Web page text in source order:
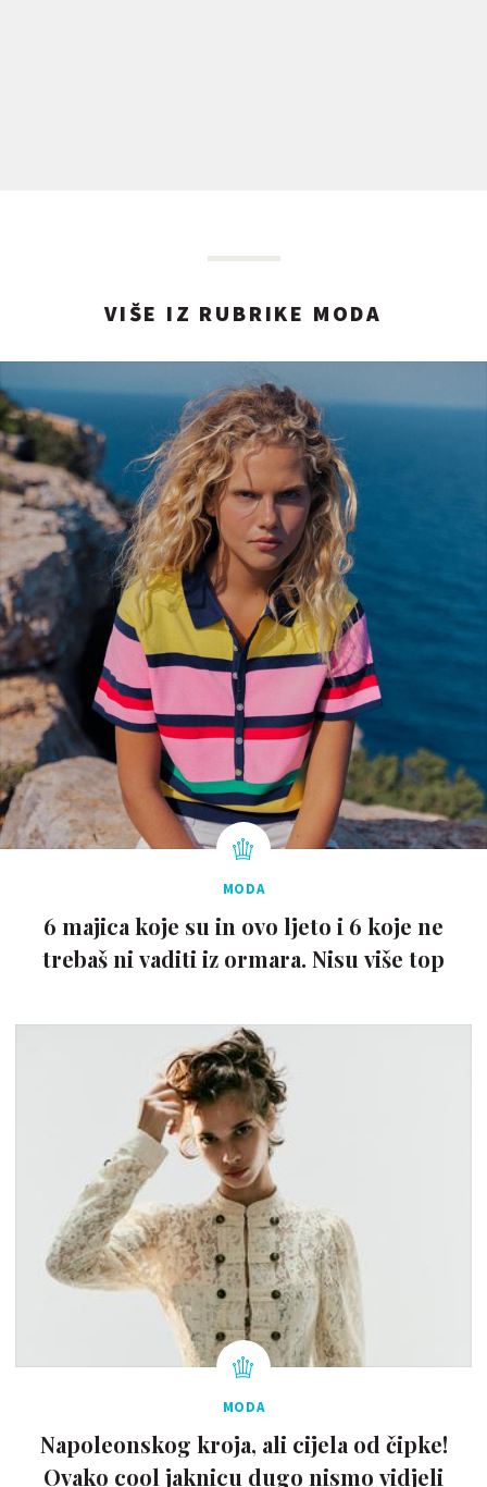
VIŠE IZ RUBRIKE MODA
MODA
6 majica koje su in ovo ljeto i 6 koje ne
trebaš ni vaditi iz ormara. Nisu više top
MODA
Napoleonskog kroja, ali cijela od čipke!
Ovako cool jaknicu dugo nismo vidjeli